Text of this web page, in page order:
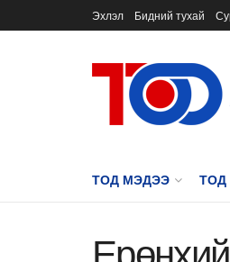
Эхлэл Бидний тухай
ТОД МЭДЭЭ ТОД